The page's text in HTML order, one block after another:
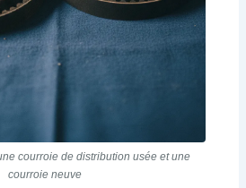
courroie de distribution usée et une
courroie neuve